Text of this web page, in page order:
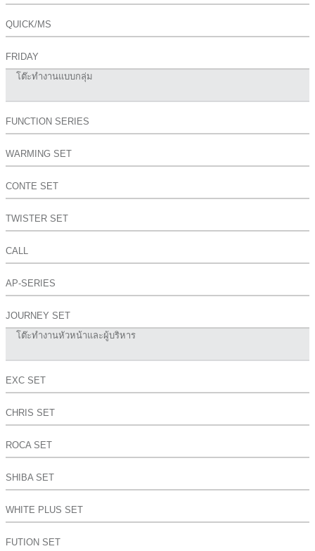
QUICK/MS
FRIDAY
โต๊ะทำงานแบบกลุ่ม
FUNCTION SERIES
WARMING SET
CONTE SET
TWISTER SET
CALL
AP-SERIES
JOURNEY SET
โต๊ะทำงานหัวหน้าและผู้บริหาร
EXC SET
CHRIS SET
ROCA SET
SHIBA SET
WHITE PLUS SET
FUTION SET